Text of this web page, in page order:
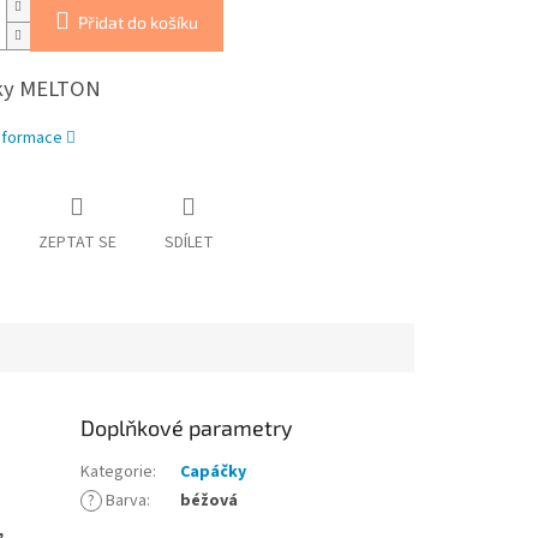
Přidat do košíku
MELTON
ZEPTAT SE SDÍLET
Doplňkové parametry
Kategorie:
Capáčky
? Barva: béžová